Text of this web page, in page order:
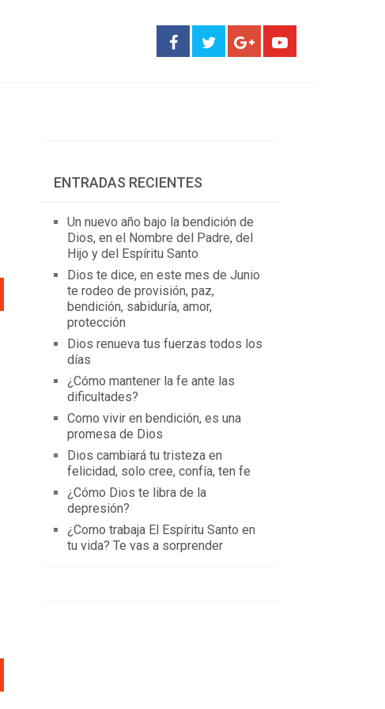
ENTRADAS RECIENTES
Un nuevo año bajo la bendición de
Dios, en el Nombre del Padre, del
Hijo y del Espíritu Santo
Dios te dice, en este mes de Junio
te rodeo de provisión, paz,
bendición, sabiduría, amor,
protección
Dios renueva tus fuerzas todos los
días
¿Cómo mantener la fe ante las
dificultades?
Como vivir en bendición, es una
promesa de Dios
Dios cambiará tu tristeza en
felicidad, solo cree, confía, ten fe
¿Cómo Dios te libra de la
depresión?
¿Como trabaja El Espíritu Santo en
tu vida? Te vas a sorprender